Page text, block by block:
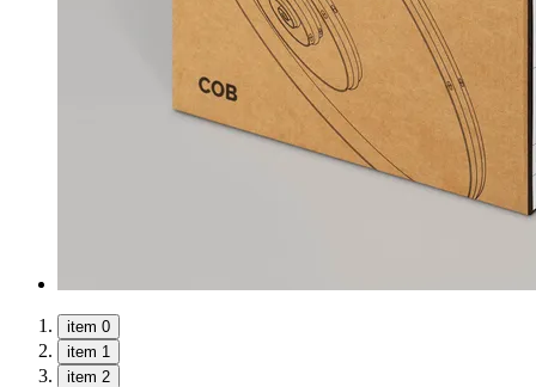
item 0
item 1
item 2